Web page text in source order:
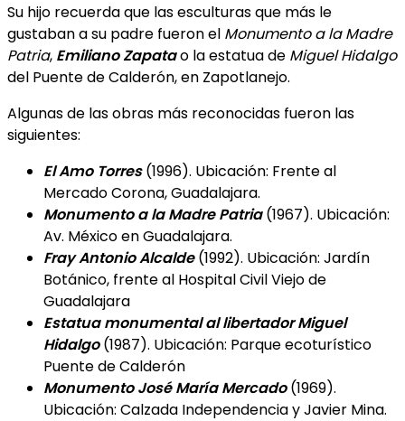
Su hijo recuerda que las esculturas que más le
gustaban a su padre fueron el Monumento a la Madre
Patria, Emiliano Zapatao la estatua de Miguel Hidalgo
del Puente de Calderón, en Zapotlanejo.
Algunas de las obras más reconocidas fueron las
siguientes:
El Amo Torres(1996). Ubicación: Frente al
Mercado Corona, Guadalajara.
Monumento a la Madre Patria(1967). Ubicación:
Av. México en Guadalajara.
Fray Antonio Alcalde(1992). Ubicación: Jardín
Botánico, frente al Hospital Civil Viejo de
Guadalajara
Estatua monumental al libertador Miguel
Hidalgo(1987). Ubicación: Parque ecoturístico
Puente de Calderón
Monumento José María Mercado (1969).
Ubicación: Calzada Independencia y Javier Mina.